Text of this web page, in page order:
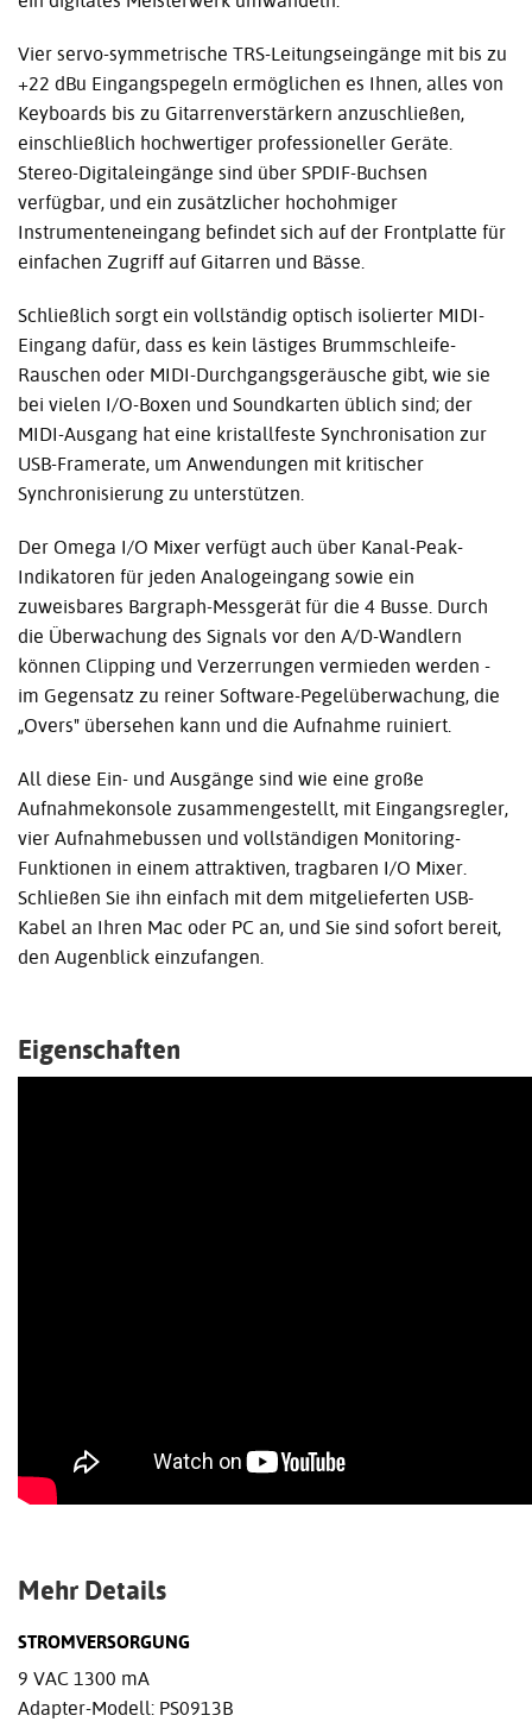
Vier servo-symmetrische TRS-Leitungseingänge mit bis zu
+22 dBu Eingangspegeln ermöglichen es Ihnen, alles von
Keyboards bis zu Gitarrenverstärkern anzuschließen,
einschließlich hochwertiger professioneller Geräte.
Stereo-Digitaleingänge sind über SPDIF-Buchsen
verfügbar, und ein zusätzlicher hochohmiger
Instrumenteneingang befindet sich auf der Frontplatte für
einfachen Zugriff auf Gitarren und Bässe.
Schließlich sorgt ein vollständig optisch isolierter MIDI-
Eingang dafür, dass es kein lästiges Brummschleife-
Rauschen oder MIDI-Durchgangsgeräusche gibt, wie sie
bei vielen I/O-Boxen und Soundkarten üblich sind; der
MIDI-Ausgang hat eine kristallfeste Synchronisation zur
USB-Framerate, um Anwendungen mit kritischer
Synchronisierung zu unterstützen.
Der Omega I/O Mixer verfügt auch über Kanal-Peak-
Indikatoren für jeden Analogeingang sowie ein
zuweisbares Bargraph-Messgerät für die 4 Busse. Durch
die Überwachung des Signals vor den A/D-Wandlern
können Clipping und Verzerrungen vermieden werden -
im Gegensatz zu reiner Software-Pegelüberwachung, die
„Overs" übersehen kann und die Aufnahme ruiniert.
All diese Ein- und Ausgänge sind wie eine große
Aufnahmekonsole zusammengestellt, mit Eingangsregler,
vier Aufnahmebussen und vollständigen Monitoring-
Funktionen in einem attraktiven, tragbaren I/O Mixer.
Schließen Sie ihn einfach mit dem mitgelieferten USB-
Kabel an Ihren Mac oder PC an, und Sie sind sofort bereit,
den Augenblick einzufangen.
Eigenschaften
Mehr Details
STROMVERSORGUNG
9 VAC 1300 mA
Adapter-Modell: PS0913B